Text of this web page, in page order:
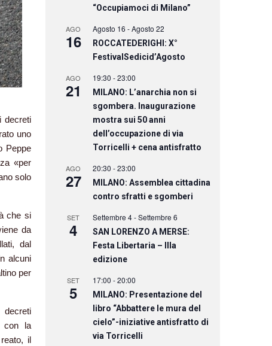
decreti
uno
Peppe
«per
solo
che si
da
dal
alcuni
per
con la
il
“Occupiamoci di Milano”
AGO
16
Agosto 16 -Agosto 22
ROCCATEDERIGHI: X°
FestivalSedicid’Agosto
AGO
21
19:30 -23:00
MILANO: L’anarchia non si
sgombera. Inaugurazione
mostra sui 50 anni
dell’occupazione di via
Torricelli + cena antisfratto
AGO
27
20:30 -23:00
MILANO: Assemblea cittadina
contro sfratti e sgomberi
SET
4
Settembre 4-Settembre 6
SAN LORENZO A MERSE:
Festa Libertaria – IIIa
edizione
SET
5
17:00 -20:00
MILANO: Presentazione del
libro “Abbattere le mura del
cielo”-iniziative antisfratto di
via Torricelli